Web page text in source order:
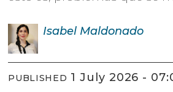
Isabel Maldonado
PUBLISHED 1 July 2026 -